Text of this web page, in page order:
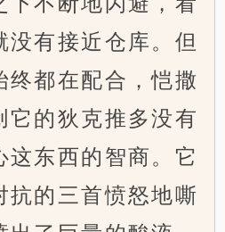
没有接近仓库。但
终都在配合，恺撒
它的狄克推多没有
这东西的智商。它
抗的三首愤怒地嘶